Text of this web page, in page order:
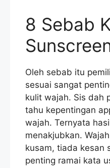
8 Sebab
Oleh sebab itu
sesuai sangat
kulit wajah. Sis dah
tahu kepentingan
wajah. Ternyata
menakjubkan.
kusam, tiada kesan
penting ramai kata